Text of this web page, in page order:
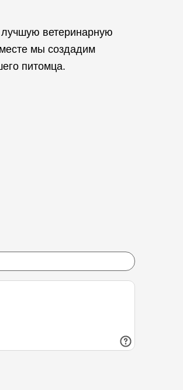
ветеринарную
мы создадим
питомца.